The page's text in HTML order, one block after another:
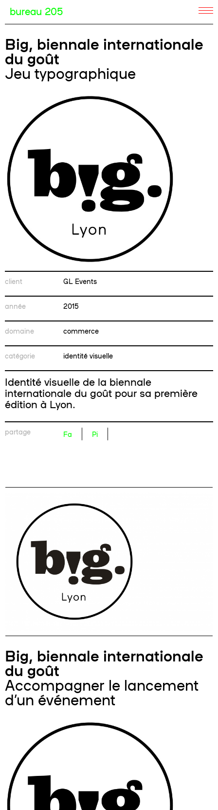
bureau 205
Big, biennale internationale
du goût
Jeu typographique
client GL Events
année 2015
domaine commerce
catégorie identité visuelle
Identité visuelle de la biennale
internationale du goût pour sa première
édition à Lyon.
partage Fa Pi
Big, biennale internationale
du goût
Accompagner le lancement
d’un événement